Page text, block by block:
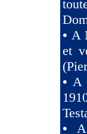
• A
et
•A
•